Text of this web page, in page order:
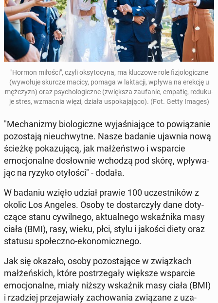
"Hormon miłości", czyli oksy­to­cy­na, ma kluc­zowe role fizjo­log­iczne
(wywołu­je skurcze macicy, pomaga w lak­tacji, wpływa na erekcję u
mężczyzn) oraz psy­cho­log­iczne (zwięk­sza za­u­fanie, empatię, re­duku­
je stres, wz­mac­nia więzi, działa us­poka­ja­ją­co). (Fot. Getty Images)
"Mech­a­nizmy bi­o­log­iczne wy­jaś­ni­a­jące to pow­iązanie
po­zosta­ją nieuch­wytne. Nasze badanie ujawnia nową
ścieżkę pokazu­jącą, jak małżeńst­wo i ws­par­cie
emocjon­alne dosłown­ie wchodzą pod skórę, wpły­wa­
jąc na ryzyko otyłoś­ci" - dodała.
W badaniu wzięło udział prawie 100 uczest­ników z
okolic Los Angeles. Osoby te dostar­czyły dane doty­
czące stanu cy­wilnego, ak­tu­al­nego wskaźni­ka masy
ciała (BMI), rasy, wieku, płci, stylu i jakości diety oraz
statusu społeczno-eko­nom­icznego.
Jak się okazało, osoby po­zosta­jące w związkach
małżeńs­kich, które postrze­gały większe ws­par­cie
emocjon­alne, miały niższy wskaźnik masy ciała (BMI)
i rzadziej prze­jaw­iały za­chowa­nia związane z uza­